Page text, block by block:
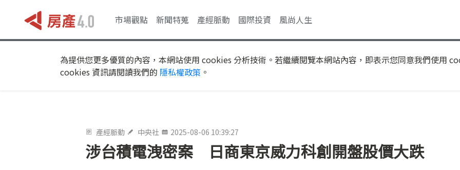
市場觀點 新聞特蒐 產經脈動 國際投資 風尚人生
為提供您更多優質的內容，本網站使用 cookies 分析技術。若繼續閱覽本網站內容，即表示您同意我們使用
cookies 資訊請閱讀我們的 隱私權政策 。
產經脈動 中央社 2025-08-06 10:39:27
涉台積電洩密案 日商東京威力科創開盤股價大跌